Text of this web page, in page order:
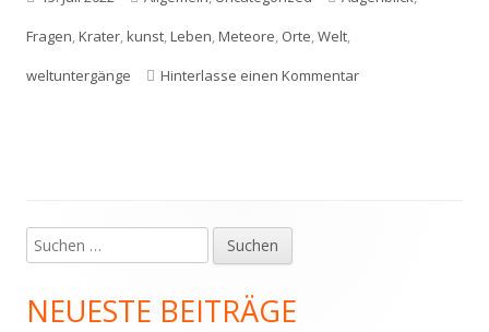
am
Fragen,Krater,kunst,Leben,Meteore, Orte,Welt,
weltuntergänge
Hinterlasse einen Kommentarzu
Haupt-
Seitenleiste
Suchen
nach:
NEUESTE BEITRÄGE